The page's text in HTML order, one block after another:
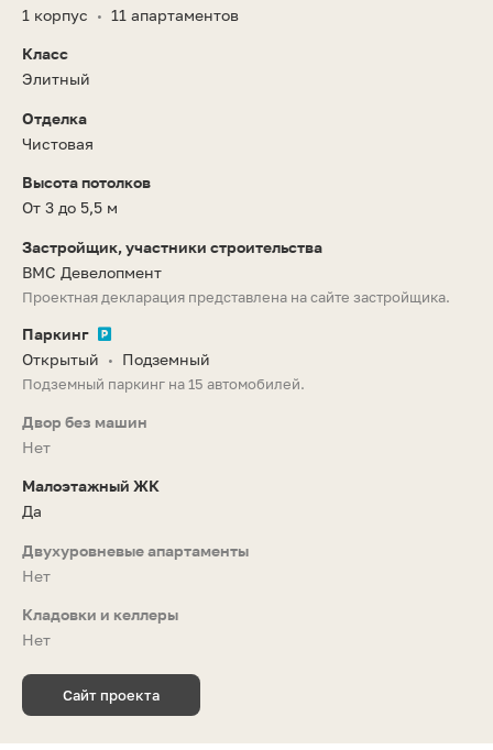
1 корпус
• 11 апартаментов
Класс
Элитный
Отделка
Чистовая
Высота потолков
От 3 до 5,5 м
Застройщик, участники строительства
ВМС Девелопмент
Проектная декларация представлена на сайте застройщика.
Паркинг
Открытый
• Подземный
Подземный паркинг на 15 автомобилей.
Двор без машин
Нет
Малоэтажный ЖК
Да
Двухуровневые апартаменты
Нет
Кладовки и келлеры
Нет
Сайт проекта